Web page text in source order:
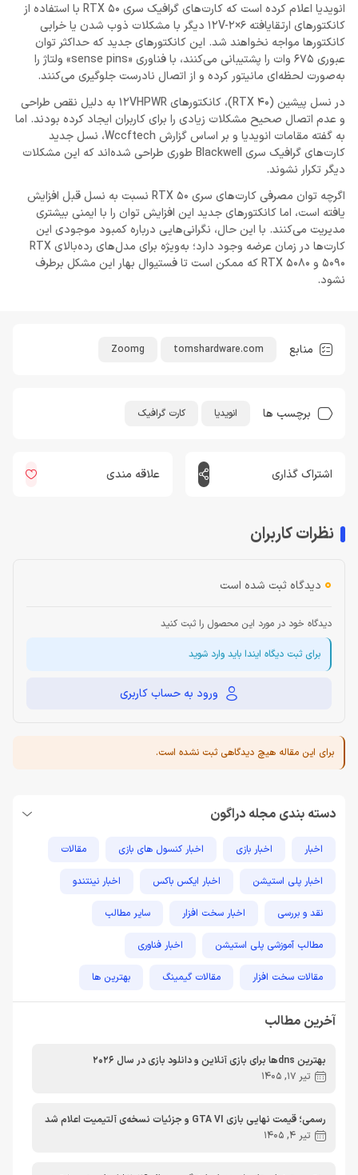
انویدیا اعلام کرده است که کارت‌های گرافیک سری RTX 50 با استفاده از
کانکتورهای ارتقایافته 12V-2×6 دیگر با مشکلات ذوب شدن یا خرابی
کانکتورها مواجه نخواهند شد. این کانکتورهای جدید که حداکثر توان
عبوری 675 وات را پشتیبانی می‌کنند، با فناوری «sense pins» ولتاژ را
به‌صورت لحظه‌ای مانیتور کرده و از اتصال نادرست جلوگیری می‌کنند.
در نسل پیشین (RTX 40)، کانکتورهای 12VHPWR به دلیل نقص طراحی
و عدم اتصال صحیح مشکلات زیادی را برای کاربران ایجاد کرده بودند. اما
به گفته مقامات انویدیا و بر اساس گزارش Wccftech، نسل جدید
کارت‌های گرافیک سری Blackwell طوری طراحی شده‌اند که این مشکلات
دیگر تکرار نشوند.
اگرچه توان مصرفی کارت‌های سری RTX 50 نسبت به نسل قبل افزایش
یافته است، اما کانکتورهای جدید این افزایش توان را با ایمنی بیشتری
مدیریت می‌کنند. با این حال، نگرانی‌هایی درباره کمبود موجودی این
کارت‌ها در زمان عرضه وجود دارد؛ به‌ویژه برای مدل‌های رده‌بالای RTX
5090 و RTX 5080 که ممکن است تا فستیوال بهار این مشکل برطرف
نشود.
منابع tomshardware.com
Zoomg
برچسب ها انویدیا کارت گرافیک
اشتراک گذاری علاقه مندی
نظرات کاربران
0 دیدگاه ثبت شده است
دیدگاه خود در مورد این محصول را ثبت کنید
برای ثبت دیگاه ایندا باید وارد شوید
ورود به حساب کاربری
برای این مقاله هیچ دیدگاهی ثبت نشده است.
دسته بندی مجله دراگون
اخبار اخبار بازی اخبار کنسول های بازی مقالات
اخبار پلی استیشن اخبار ایکس باکس اخبار نینتندو
نقد و بررسی اخبار سخت افزار سایر مطالب
مطالب آموزشی پلی استیشن اخبار فناوری
مقالات سخت افزار مقالات گیمینگ بهترین ها
مطالب آموزشی ایکس باکس
آخرین مطالب
بهترین dnsها برای بازی آنلاین و دانلود بازی در سال 2026
تیر 17, 1405
رسمی؛ قیمت نهایی بازی GTA VI و جزئیات نسخه‌ی آلتیمیت اعلام شد
تیر 4, 1405